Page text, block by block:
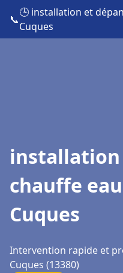
📞
🕒 installation et
Cuques
installation
chauffe
Cuques
Intervention rapide et
Cuques (13380)